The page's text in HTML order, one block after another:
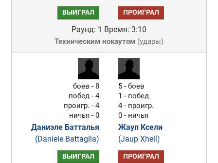
ВЫИГРАЛ ПРОИГРАЛ
Раунд: 1 Время: 3:10
Техническим нокаутом(удары)
боев - 8
побед - 4
проигр. - 4
ничья - 0
Даниэле Батталья
(Daniele Battaglia)
5 - боев
1 - побед
4 - проигр.
0 - ничья
Жауп Ксели
(Jaup Xheli)
ВЫИГРАЛ ПРОИГРАЛ